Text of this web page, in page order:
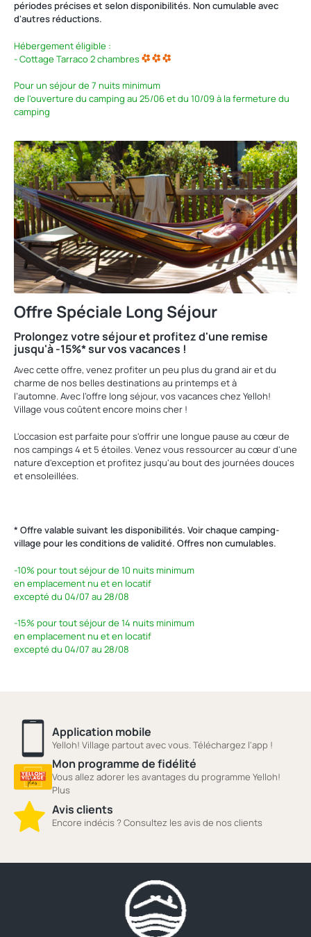
périodes précises et selon disponibilités. Non cumulable avec
d'autres réductions.
Hébergement éligible :
- Cottage Tarraco 2 chambres
Pour un séjour de 7 nuits minimum
de l'ouverture du camping au 25/06 et du 10/09 à la fermeture du
camping
Offre Spéciale Long Séjour
Prolongez votre séjour et profitez d'une remise
jusqu'à -15%* sur vos vacances !
Avec cette offre, venez profiter un peu plus du grand air et du
charme de nos belles destinations au printemps et à
l’automne. Avec l’offre long séjour, vos vacances chez Yelloh!
Village vous coûtent encore moins cher !
L'occasion est parfaite pour s'offrir une longue pause au cœur de
nos campings 4 et 5 étoiles. Venez vous ressourcer au cœur d'une
nature d'exception et profitez jusqu'au bout des journées douces
et ensoleillées.
* Offre valable suivant les disponibilités. Voir chaque camping-
village pour les conditions de validité. Offres non cumulables.
-10% pour tout séjour de 10 nuits minimum
en emplacement nu et en locatif
excepté du 04/07 au 28/08
-15% pour tout séjour de 14 nuits minimum
en emplacement nu et en locatif
excepté du 04/07 au 28/08
Application mobile
Yelloh! Village partout avec vous. Téléchargez l'app !
Mon programme de fidélité
Vous allez adorer les avantages du programme Yelloh!
Plus
Avis clients
Encore indécis ? Consultez les avis de nos clients